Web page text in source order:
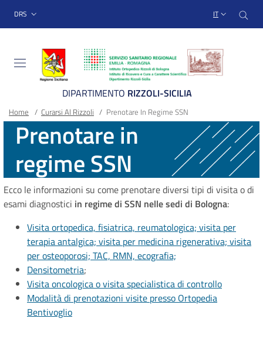
Sito Web Istituto
menu top-bar
DRS IT
DIPARTIMENTO RIZZOLI-SICILIA
Main container
Briciole
di
pane
Home / Curarsi Al Rizzoli / Prenotare In Regime SSN
Prenotare in
regime SSN
Ecco le informazioni su come prenotare diversi tipi di visita o di
esami diagnostici in regime di SSN nelle sedi di Bologna:
Visita ortopedica, fisiatrica, reumatologica; visita per
terapia antalgica; visita per medicina rigenerativa; visita
per osteoporosi; TAC, RMN, ecografia;
Densitometria;
Visita oncologica o visita specialistica di controllo
Modalità di prenotazioni visite presso Ortopedia
Bentivoglio